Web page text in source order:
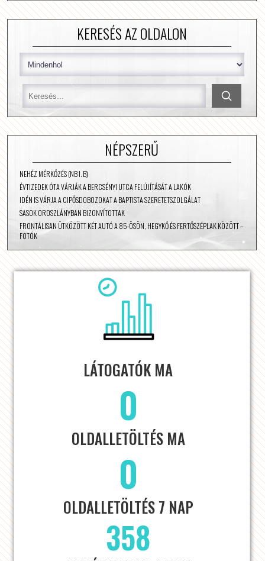
KERESÉS AZ OLDALON
NÉPSZERŰ
NEHÉZ MÉRKŐZÉS (NB I. B)
ÉVTIZEDEK ÓTA VÁRJÁK A BERCSÉNYI UTCA FELÚJÍTÁSÁT A LAKÓK
IDÉN IS VÁRJA A CIPŐSDOBOZOKAT A BAPTISTA SZERETETSZOLGÁLAT
SASOK OROSZLÁNYBAN BIZONYÍTOTTAK
FRONTÁLISAN ÜTKÖZÖTT KÉT AUTÓ A 85-ÖSÖN, HEGYKŐ ÉS FERTŐSZÉPLAK KÖZÖTT –
FOTÓK
LÁTOGATÓK MA
0
OLDALLETÖLTÉS MA
0
OLDALLETÖLTÉS 7 NAP
358